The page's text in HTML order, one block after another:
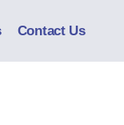
Contact Us